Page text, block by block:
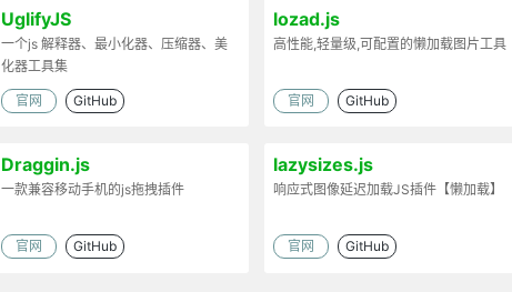
UglifyJS
一个js 解释器、最小化器、压缩器、美
化器工具集
官网 GitHub
lozad.js
高性能,轻量级,可配置的懒加载图片工具
官网 GitHub
Draggin.js
一款兼容移动手机的js拖拽插件
官网 GitHub
lazysizes.js
响应式图像延迟加载JS插件【懒加载】
官网 GitHub